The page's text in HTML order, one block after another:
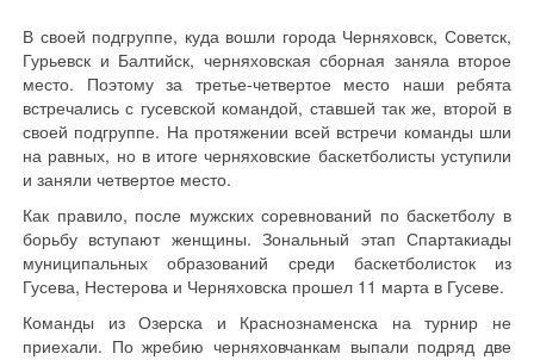
В своей подгруппе, куда вошли города Черняховск, Советск,
Гурьевск и Балтийск, черняховская сборная заняла второе
место. Поэтому за третье-четвертое место наши ребята
встречались с гусевской командой, ставшей так же, второй в
своей подгруппе. На протяжении всей встречи команды шли
на равных, но в итоге черняховские баскетболисты уступили
и заняли четвертое место.
Как правило, после мужских соревнований по баскетболу в
борьбу вступают женщины. Зональный этап Спартакиады
муниципальных образований среди баскетболисток из
Гусева, Нестерова и Черняховска прошел 11 марта в Гусеве.
Команды из Озерска и Краснознаменска на турнир не
приехали. По жребию черняховчанкам выпали подряд две